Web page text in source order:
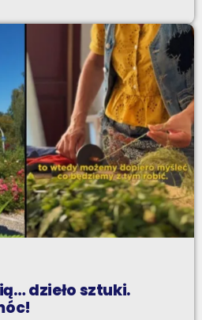
dzieło sztuki.